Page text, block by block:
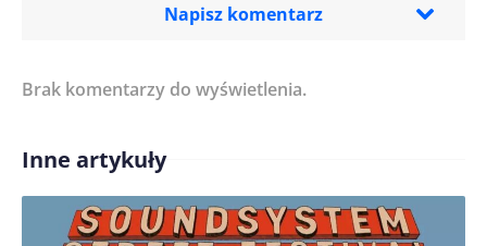
Napisz komentarz
Treść komentarza*
Imię/ Nick*
Brak komentarzy do wyświetlenia.
Inne artykuły